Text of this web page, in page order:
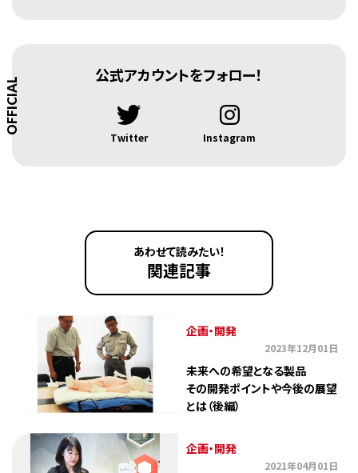
OFFICIAL
公式アカウントをフォロー！
Twitter Instagram
あわせて読みたい！
関連記事
企画・開発
2023年12月01日
未来への希望となる製品
その開発ポイントや今後の展望
とは（後編）
企画・開発
2021年04月01日